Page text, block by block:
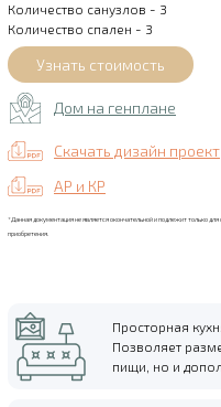
Количество санузлов - 3
Количество спален - 3
Дом на генплане
Скачать дизайн проект
АР и КР
*Данная документация не является окончательной и подлежит только
приобретения.
Просторная
Позволяет
пищи, но и